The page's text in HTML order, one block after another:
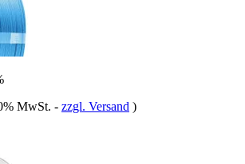
MwSt. - zzgl. Versand )